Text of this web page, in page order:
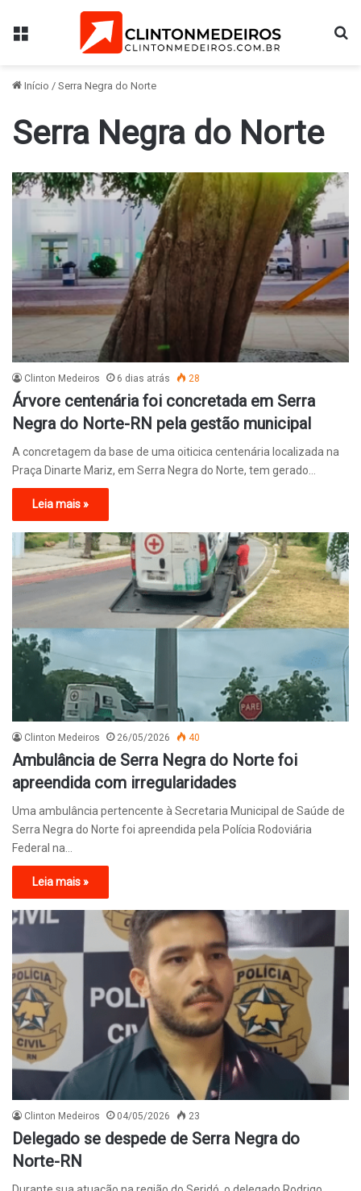
Menu
Início / Serra Negra do Norte
Serra Negra do Norte
Clinton Medeiros 6 dias atrás 28
Árvore centenária foi concretada em Serra
Negra do Norte-RN pela gestão municipal
A concretagem da base de uma oiticica centenária localizada na
Praça Dinarte Mariz, em Serra Negra do Norte, tem gerado…
Leia mais »
Clinton Medeiros 26/05/2026 40
Ambulância de Serra Negra do Norte foi
apreendida com irregularidades
Uma ambulância pertencente à Secretaria Municipal de Saúde de
Serra Negra do Norte foi apreendida pela Polícia Rodoviária
Federal na…
Leia mais »
Clinton Medeiros 04/05/2026 23
Delegado se despede de Serra Negra do
Norte-RN